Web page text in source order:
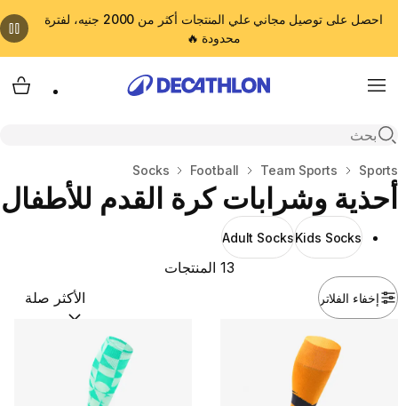
احصل على توصيل مجاني علي المنتجات أكثر من 2000 جنيه، لفترة
محدودة 🔥
Menu
Open search
المنزل
Sports
Team Sports
Football
Socks
أحذية وشرابات كرة القدم للأطفال
Kids Socks
Adult Socks
إخفاء الفلاتر
13 المنتجات
ترتيب حسب: